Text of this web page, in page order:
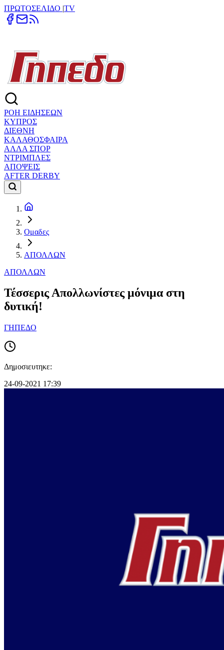
ΠΡΩΤΟΣΕΛΙΔΟ |TV
ΡΟΗ ΕΙΔΗΣΕΩΝ
ΚΥΠΡΟΣ
ΔΙΕΘΝΗ
ΚΑΛΑΘΟΣΦΑΙΡΑ
ΑΛΛΑ ΣΠΟΡ
ΝΤΡΙΜΠΛΕΣ
ΑΠΟΨΕΙΣ
AFTER DERBY
Ομαδες
ΑΠΟΛΛΩΝ
ΑΠΟΛΛΩΝ
Τέσσερις Απολλωνίστες μόνιμα στη
δυτική!
ΓΗΠΕΔΟ
Δημοσιευτηκε:
24-09-2021 17:39